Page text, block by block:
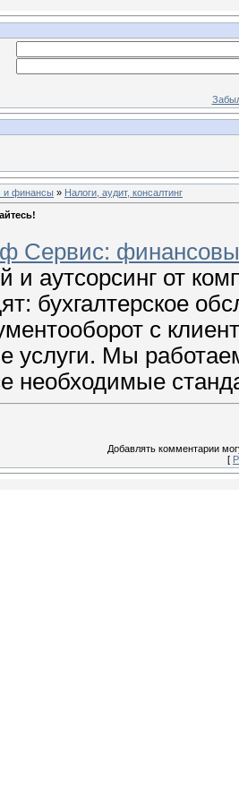
и финансы » Налоги, аудит, консалтинг
Сервис:
и аутсорсинг от
бухгалтерское
с
Мы
Добавлять комментарии
[